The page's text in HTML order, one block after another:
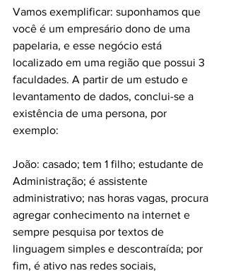
Vamos exemplificar: suponhamos que
você é um empresário dono de uma
papelaria, e esse negócio está
localizado em uma região que possui 3
faculdades. A partir de um estudo e
levantamento de dados, conclui-se a
existência de uma persona, por
exemplo:
João: casado; tem 1 filho; estudante de
Administração; é assistente
administrativo; nas horas vagas, procura
agregar conhecimento na internet e
sempre pesquisa por textos de
linguagem simples e descontraída; por
fim, é ativo nas redes sociais,